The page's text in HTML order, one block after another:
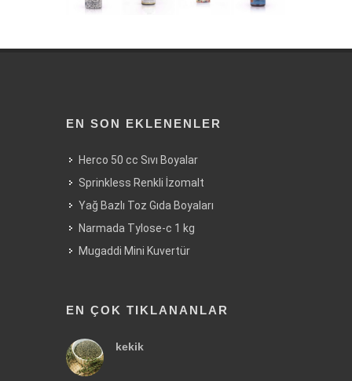
EN SON EKLENENLER
Herco 50 cc Sıvı Boyalar
Sprinkless Renkli İzomalt
Yağ Bazlı Toz Gıda Boyaları
Narmada Tylose-c 1 kg
Mugaddi Mini Kuvertür
EN ÇOK TIKLANANLAR
kekik